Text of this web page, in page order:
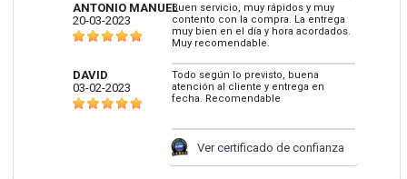
ANTONIO MANUEL
20-03-2023
Buen servicio, muy rápidos y muy
contento con la compra. La entrega
muy bien en el día y hora acordados.
Muy recomendable.
DAVID
03-02-2023
Todo según lo previsto, buena
atención al cliente y entrega en
fecha. Recomendable
Ver certificado de confianza